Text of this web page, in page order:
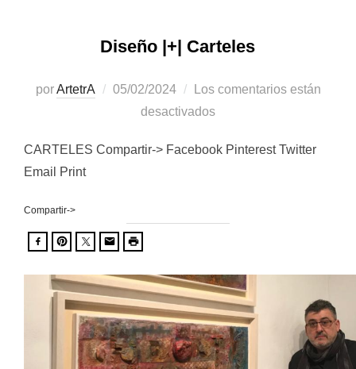
Diseño |+| Carteles
porArtetrA
Publicado
05/02/2024
Los comentarios están
desactivados
CARTELES Compartir-> Facebook Pinterest Twitter
Email Print
Compartir->